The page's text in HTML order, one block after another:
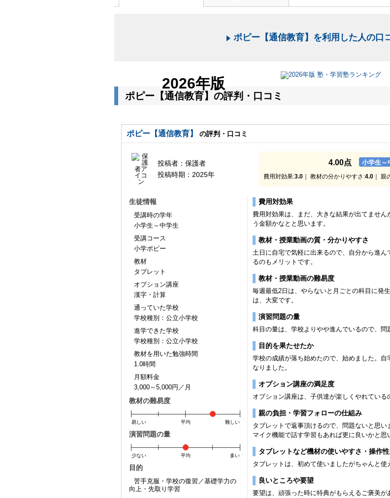
ポピー【通信教育】を利用した人の口
2026年版
ポピー【通信教育】の評判・口コミ
ポピー【通信教育】 の評判・口コミ
投稿者： 保護者
投稿時期： 2025年
4.00点 小学生～
費用対効果:3.0 ｜ 教材の分かりやすさ:4.0 ｜ 親
生徒情報
受講時の学年
小学生～中学生
受講コース
小学ポピー
教材
タブレット
オプション講座
漢字・計算
通っていた学校
学校種別：公立小学校
進学できた学校
学校種別：公立小学校
教材を用いた勉強時間
1.0時間
月額料金
3,000～5,000円／月
教材の難易度
易しい 平均 難しい
演習問題の量
少ない 平均 多い
目的
苦手克服・学校の復習／基礎学力の
向上・先取り学習
費用対効果
費用対効果は、まだ、大きな結果が出てませ
う金額かなとと思います。
教材・授業動画の質・分かりやすさ
土日に自宅で気軽に出来るので、自分から進
るのもメリットです。
教材・授業動画の難易度
毎週最低2日は、やらないと月ごとの科目に発
は、大変です。
演習問題の量
科目の量は、学校よりやや進んでいるので、問
目的を果たせたか
学校の成績が落ち始めたので、始めました。
なりました。
オプション講座の満足度
オプション講座は、子供達が楽しくやれている
親の負担・学習フォローの仕組み
タブレットで返事頂けるので、問題ないと思い
マイク機能で話す学習もあれば更に良いかと思
タブレットなど機材の使いやすさ・操作性
タブレットは、初めて使いましたがちゃんと使
良いところや要望
要望は、頑張った時に特典がもらえるご褒美